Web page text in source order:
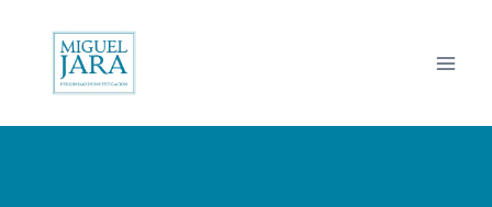
contenido